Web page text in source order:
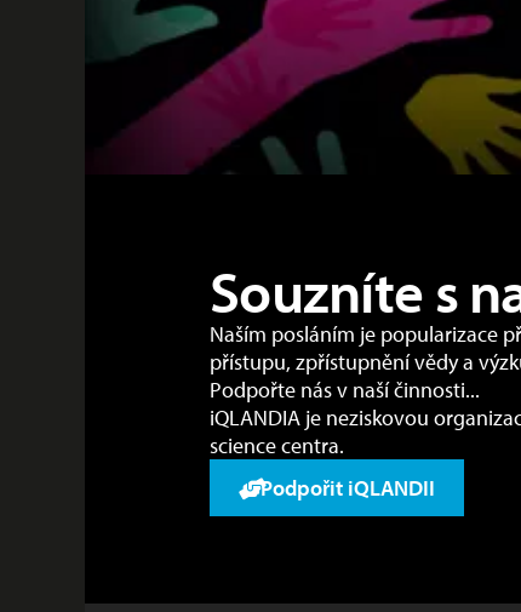
Souzníte s
Naším posláním je popularizace
přístupu, zpřístupnění vědy a
Podpořte nás v naší činnosti...
iQLANDIA je neziskovou
science centra.
Podpořit iQLANDII